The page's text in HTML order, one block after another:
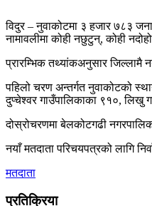
विदुर – नुवाकोटमा ३ हजार ७८३
नामावलीमा कोही नछुटुन्, कोही
प्रारम्भिक तथ्यांकअनुसार जिल्लामै
पहिलो चरण अन्तर्गत नुवाकोटको
दुप्चेश्वर गाउँपालिकाका ९१०, लिखु
दोस्रोचरणमा बेलकोटगढी
नयाँ मतदाता परिचयपत्रको लागि
मतदाता
प्रतिक्रिया